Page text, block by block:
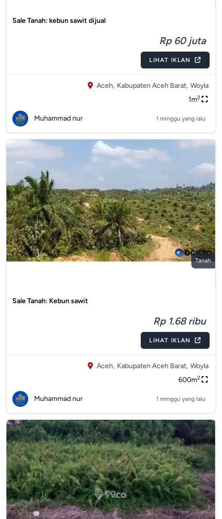
Sale Tanah: kebun sawit dijual
Rp 60 juta
LIHAT IKLAN
Aceh, Kabupaten Aceh Barat, Woyla
1m2
Muhammad nur 1 minggu yang lalu
Tanah
Sale Tanah: Kebun sawit
Rp 1.68 ribu
LIHAT IKLAN
Aceh, Kabupaten Aceh Barat, Woyla
600m2
Muhammad nur 1 minggu yang lalu